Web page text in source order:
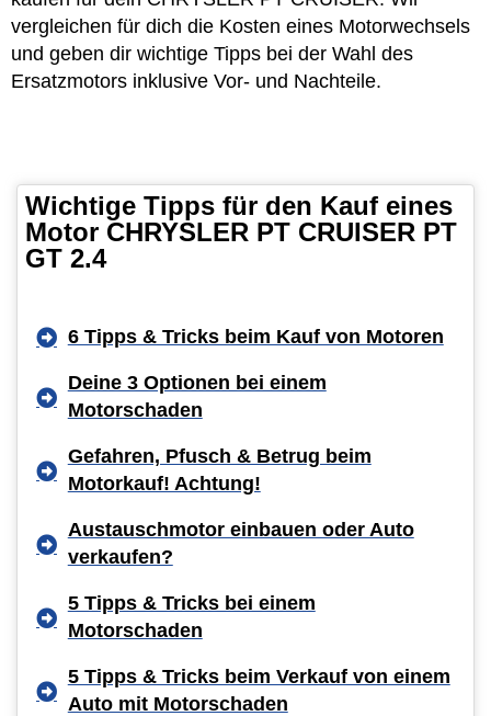
vergleichen für dich die Kosten eines Motorwechsels
und geben dir wichtige Tipps bei der Wahl des
Ersatzmotors inklusive Vor- und Nachteile.
Wichtige Tipps für den Kauf eines
Motor CHRYSLER PT CRUISER PT
GT 2.4
6 Tipps & Tricks beim Kauf von Motoren
Deine 3 Optionen bei einem
Motorschaden
Gefahren, Pfusch & Betrug beim
Motorkauf! Achtung!
Austauschmotor einbauen oder Auto
verkaufen?
5 Tipps & Tricks bei einem
Motorschaden
5 Tipps & Tricks beim Verkauf von einem
Auto mit Motorschaden